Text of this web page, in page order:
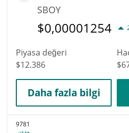
SBOY
$0,00001254
Piyasa değeri
$12.386
Daha fazla bilgi
9781